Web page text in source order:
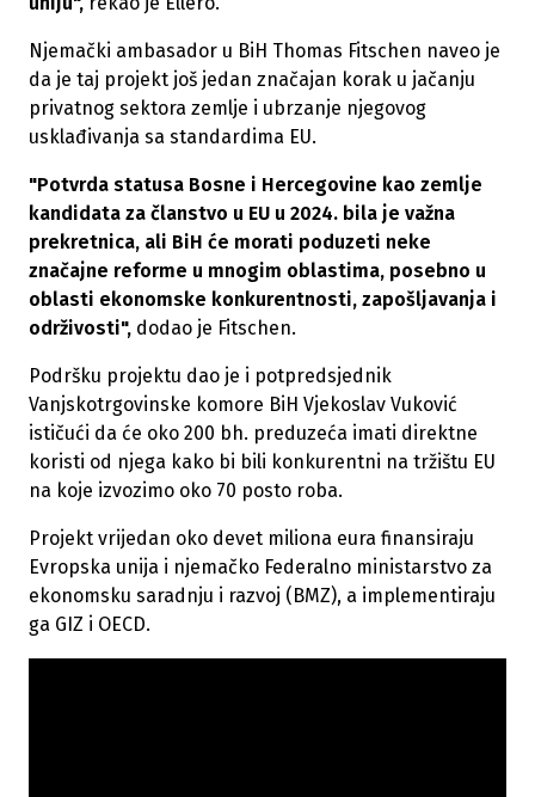
Njemački ambasador u BiH Thomas Fitschen naveo je
da je taj projekt još jedan značajan korak u jačanju
privatnog sektora zemlje i ubrzanje njegovog
usklađivanja sa standardima EU.
"Potvrda statusa Bosne i Hercegovine kao zemlje
kandidata za članstvo u EU u 2024. bila je važna
prekretnica, ali BiH će morati poduzeti neke
značajne reforme u mnogim oblastima, posebno u
oblasti ekonomske konkurentnosti, zapošljavanja i
održivosti", dodao je Fitschen.
Podršku projektu dao je i potpredsjednik
Vanjskotrgovinske komore BiH Vjekoslav Vuković
ističući da će oko 200 bh. preduzeća imati direktne
koristi od njega kako bi bili konkurentni na tržištu EU
na koje izvozimo oko 70 posto roba.
Projekt vrijedan oko devet miliona eura finansiraju
Evropska unija i njemačko Federalno ministarstvo za
ekonomsku saradnju i razvoj (BMZ), a implementiraju
ga GIZ i OECD.